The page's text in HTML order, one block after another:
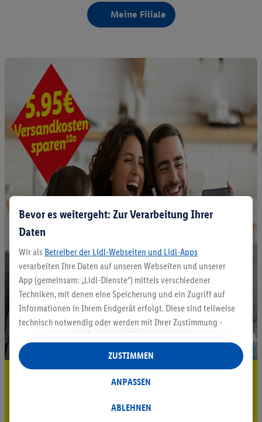
Meine Filiale
5.95 € Versand sparen³²ᵃ
Bevor es weitergeht: Zur Verarbeitung Ihrer
Daten
Wir als Betreiber der Lidl-Webseiten und Lidl-Apps
verarbeiten Ihre Daten auf unseren Webseiten und unserer
App (gemeinsam: „Lidl-Dienste“) mittels verschiedener
Techniken, mit denen eine Speicherung und ein Zugriff auf
Informationen in Ihrem Endgerät erfolgt. Diese sind teilweise
technisch notwendig oder werden mit Ihrer Zustimmung -
auch durch Partner (u.a.
Verantwortliche; im Zusammenhang mit dem IAB TCF
insgesamt
Statistik-Erstellung oder für personalisierte Werbung
Datenverarbeitungen für personalisierte Werbung werden
ABLEHNEN
ANPASSEN
ZUSTIMMEN